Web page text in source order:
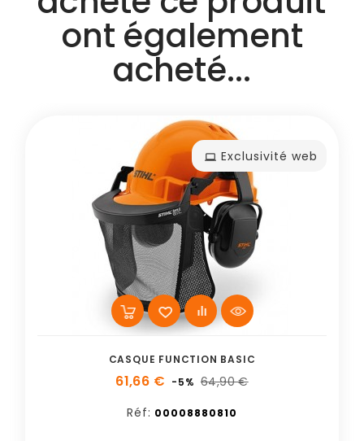
ont également
acheté...
Exclusivité web
CASQUE FUNCTION BASIC
61,66 € -5% 64,90 €
Réf: 00008880810